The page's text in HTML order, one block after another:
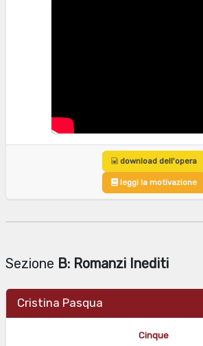
download dell'opera
leggi la motivazione
Sezione B: Romanzi Inediti
Cristina Pasqua
Cinque